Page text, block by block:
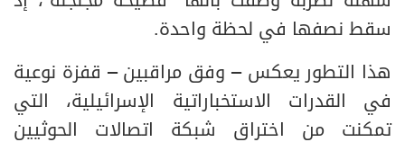
سقط نصفها في لحظة واحدة.
هذا التطور يعكس – وفق مراقبين – قفزة نوعية
في القدرات الاستخباراتية الإسرائيلية، التي
تمكنت من اختراق شبكة اتصالات الحوثيين